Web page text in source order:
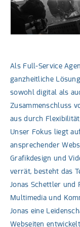
Als Full-Service
ganzheitliche
sowohl digital als
Zusammenschluss
aus durch
Unser Fokus liegt
ansprechender
Grafikdesign und
verrät, besteht das
Jonas Schettler und
Multimedia und
Jonas eine
Webseiten